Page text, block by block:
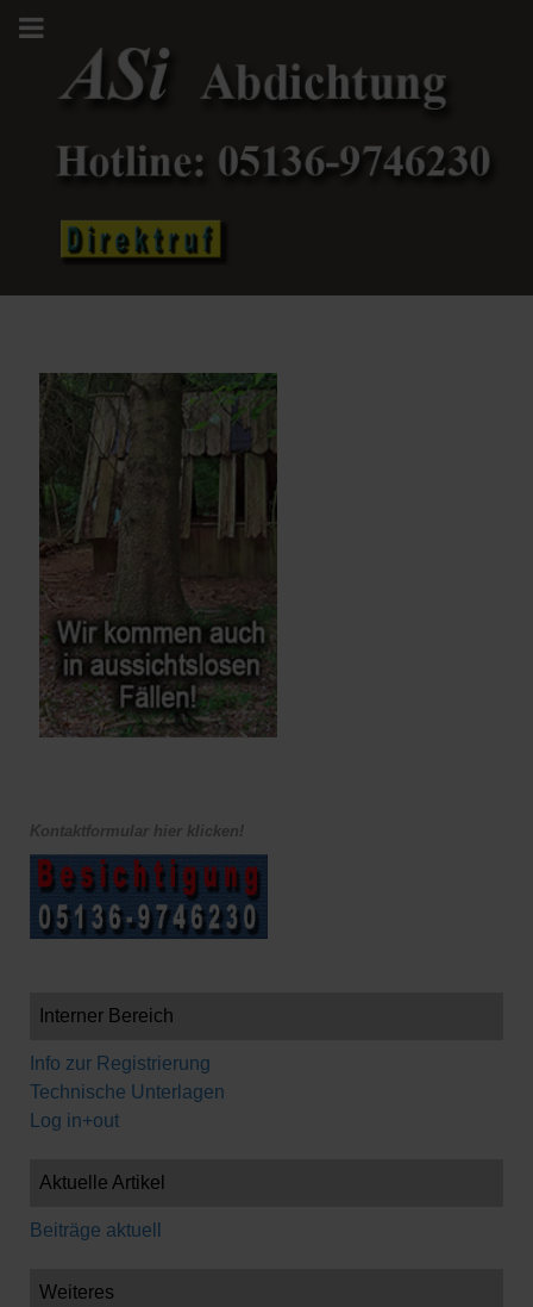
Kontaktformular hier klicken!
Interner Bereich
Info zur Registrierung
Technische Unterlagen
Log in+out
Aktuelle Artikel
Beiträge aktuell
Weiteres